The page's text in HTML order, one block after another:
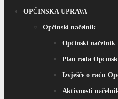
OPĆINSKA UPRAVA
Općinski načelnik
Općinski načelnik
Plan rada
Izvješće o radu
Aktivnosti